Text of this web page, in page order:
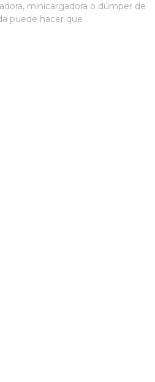
minicargadora o dúmper de
puede hacer que